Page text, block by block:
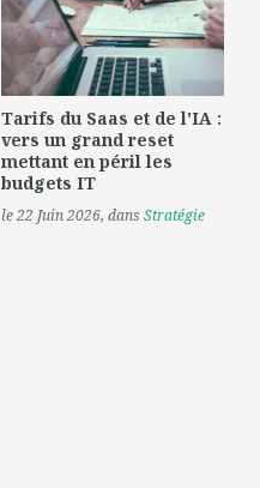
Tarifs du Saas et de l'IA :
vers un grand reset
mettant en péril les
budgets IT
le 22 Juin 2026, dansStratégie